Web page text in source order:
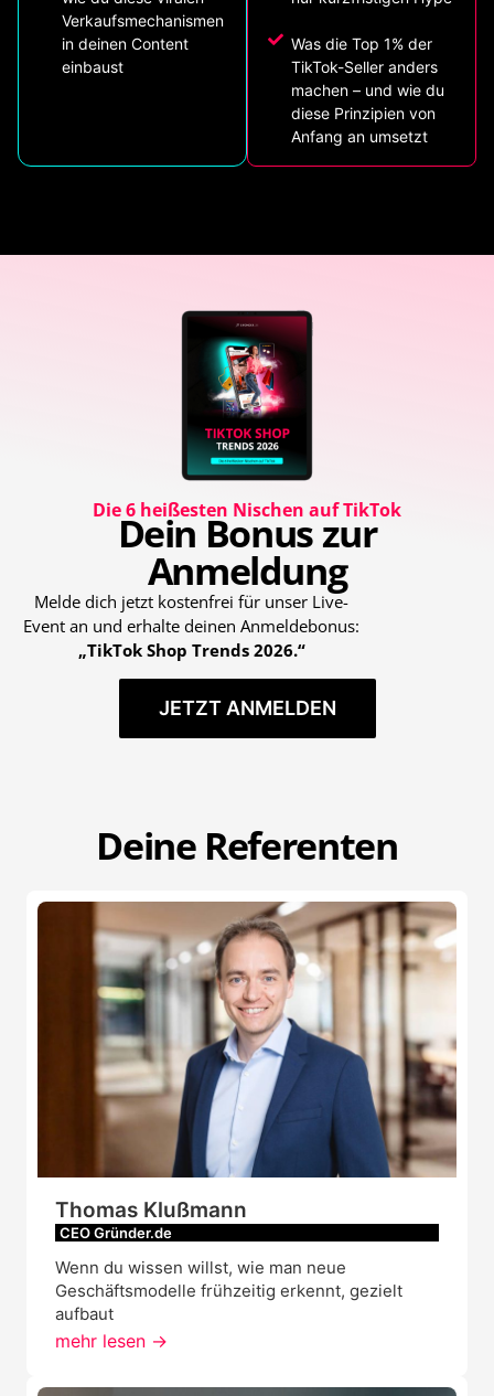
Verkaufsmechanismen
in deinen Content
einbaust
Was die Top 1% der
TikTok-Seller anders
machen – und wie du
diese Prinzipien von
Anfang an umsetzt
Die 6 heißesten Nischen auf TikTok
Dein Bonus zur
Anmeldung
Melde dich jetzt kostenfrei für unser Live-
Event an und erhalte deinen Anmeldebonus:
„TikTok Shop Trends 2026.“
JETZT ANMELDEN
Deine Referenten
Thomas Klußmann
CEO Gründer.de
Wenn du wissen willst, wie man neue
Geschäftsmodelle frühzeitig erkennt, gezielt
aufbaut
mehr lesen ->